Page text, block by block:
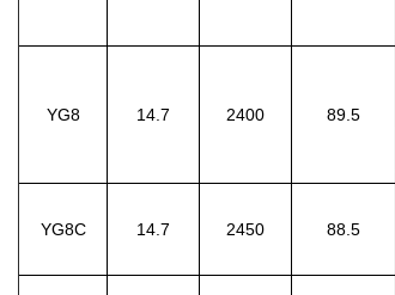
YG8 14.7 2400 89.5
YG8C 14.7 2450 88.5